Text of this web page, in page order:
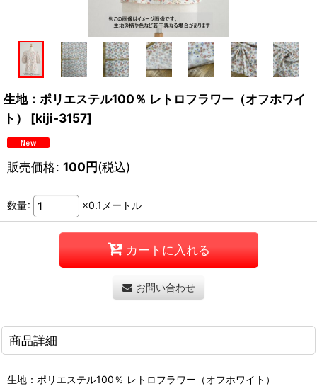
生地：ポリエステル100％ レトロフラワー（オフホワイ
ト）
[kiji-3157]
販売価格: 100円(税込)
数量: ×0.1メートル
カートに入れる
お問い合わせ
商品詳細
生地：ポリエステル100％ レトロフラワー（オフホワイト）